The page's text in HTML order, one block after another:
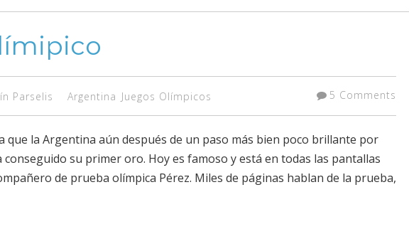
Parselis Argentina Juegos Olímpicos 5 Comments
que la Argentina aún después de un paso más bien poco brillante por
conseguido su primer oro. Hoy es famoso y está en todas las pantallas
de prueba olímpica Pérez. Miles de páginas hablan de la prueba,